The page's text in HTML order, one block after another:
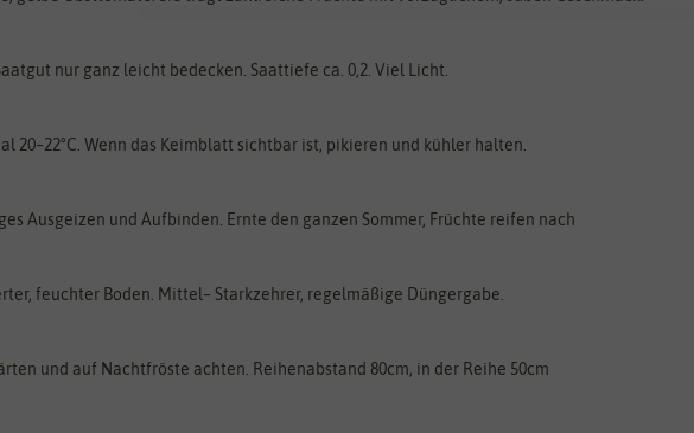
nur ganz leicht bedecken. Saattiefe ca. 0,2. Viel Licht.
20–22°C. Wenn das Keimblatt sichtbar ist, pikieren und kühler halten.
Ausgeizen und Aufbinden. Ernte den ganzen Sommer, Früchte reifen nach
feuchter Boden. Mittel– Starkzehrer, regelmäßige Düngergabe.
und auf Nachtfröste achten. Reihenabstand 80cm, in der Reihe 50cm